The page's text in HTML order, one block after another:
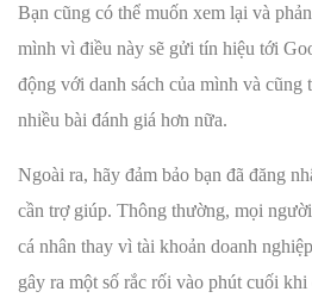
Bạn cũng có thể muốn xem lại và
mình vì điều này sẽ gửi tín hiệu tới
động với danh sách của mình và cũng
nhiều bài đánh giá hơn nữa.
Ngoài ra, hãy đảm bảo bạn đã đăng
cần trợ giúp. Thông thường, mọi
cá nhân thay vì tài khoản doanh
gây ra một số rắc rối vào phút cuối